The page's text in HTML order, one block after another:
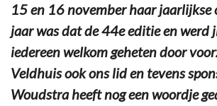
15 en 16 november haar jaarlijkse
jaar was dat de 44e editie en werd
iedereen welkom geheten door
Veldhuis ook ons lid en tevens
Woudstra heeft nog een woordje